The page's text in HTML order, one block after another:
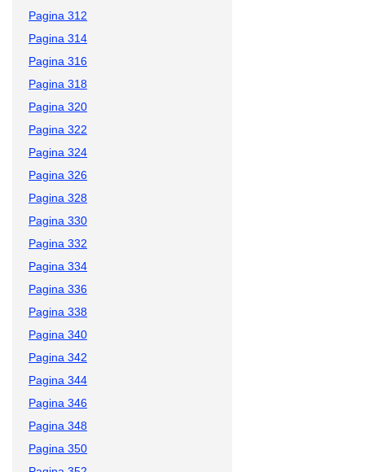
Pagina 312
Pagina 314
Pagina 316
Pagina 318
Pagina 320
Pagina 322
Pagina 324
Pagina 326
Pagina 328
Pagina 330
Pagina 332
Pagina 334
Pagina 336
Pagina 338
Pagina 340
Pagina 342
Pagina 344
Pagina 346
Pagina 348
Pagina 350